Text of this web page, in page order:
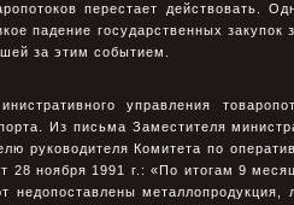
перестает действовать.
падение государственных
за этим событием.
управления
Из письма Заместителя
руководителя Комитета по
ноября 1991 г.: «По итогам 9
недопоставлены металлопродукция,